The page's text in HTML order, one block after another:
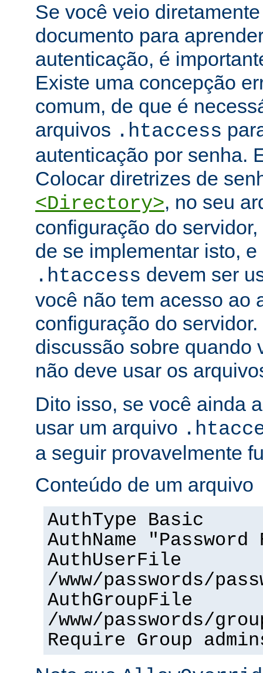
Se você veio
documento para
autenticação, é
Existe uma concepção
comum, de que é
arquivos .htaccess
autenticação por senha.
Colocar diretrizes de
<Directory>, no seu
configuração do
de se implementar isto,
.htaccess devem ser
você não tem acesso ao
configuração do
discussão sobre quando
não deve usar os
Dito isso, se você ainda
usar um arquivo
a seguir provavelmente
Conteúdo de um arquivo
AuthType Basic
AuthName
AuthUserFile
/www/passwords/
AuthGroupFile
/www/passwords/
Require Group